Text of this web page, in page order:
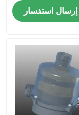
إرسال استفسار